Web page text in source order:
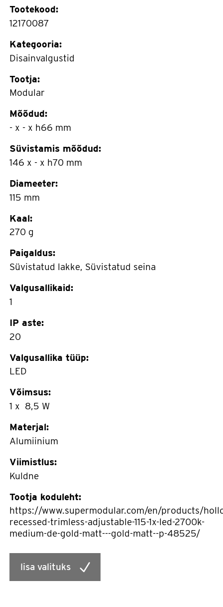
Tootekood:
12170087
Kategooria:
Disainvalgustid
Tootja:
Modular
Mõõdud:
- x - x h66 mm
Süvistamis mõõdud:
146 x - x h70 mm
Diameeter:
115 mm
Kaal:
270 g
Paigaldus:
Süvistatud lakke, Süvistatud seina
Valgusallikaid:
1
IP aste:
20
Valgusallika tüüp:
LED
Võimsus:
1 x 8,5 W
Materjal:
Alumiinium
Viimistlus:
Kuldne
Tootja koduleht:
https://www.supermodular.com/en/products/
recessed-trimless-adjustable-115-1x-led-2700k-
medium-de-gold-matt---gold-matt--p-48525/
lisa valituks